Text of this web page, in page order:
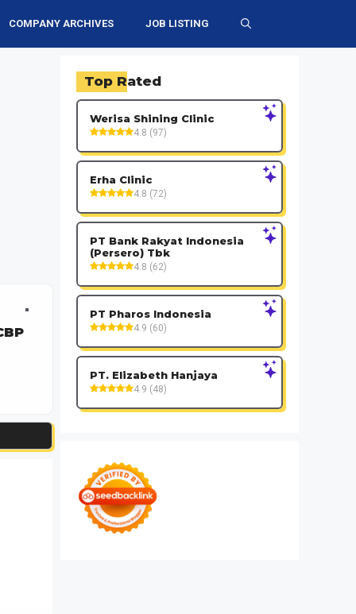
COMPANY ARCHIVES JOB LISTING
Top Rated
Werisa Shining Clinic
4.8 (97)
Erha Clinic
4.8 (72)
PT Bank Rakyat Indonesia
(Persero) Tbk
4.8 (62)
PT Pharos Indonesia
4.9 (60)
PT. Elizabeth Hanjaya
4.9 (48)